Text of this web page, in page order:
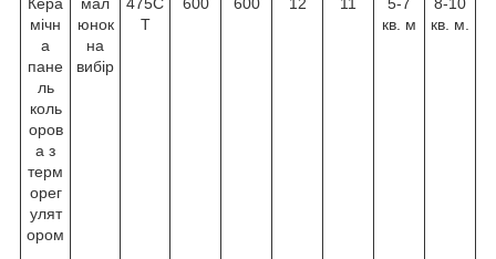
Кера
мічн
а
пане
ль
коль
оров
а з
терм
орег
улят
ором
мал
юнок
на
вибір
475С
Т
600 600 12 11
5-7
кв. м
8-10
кв. м.